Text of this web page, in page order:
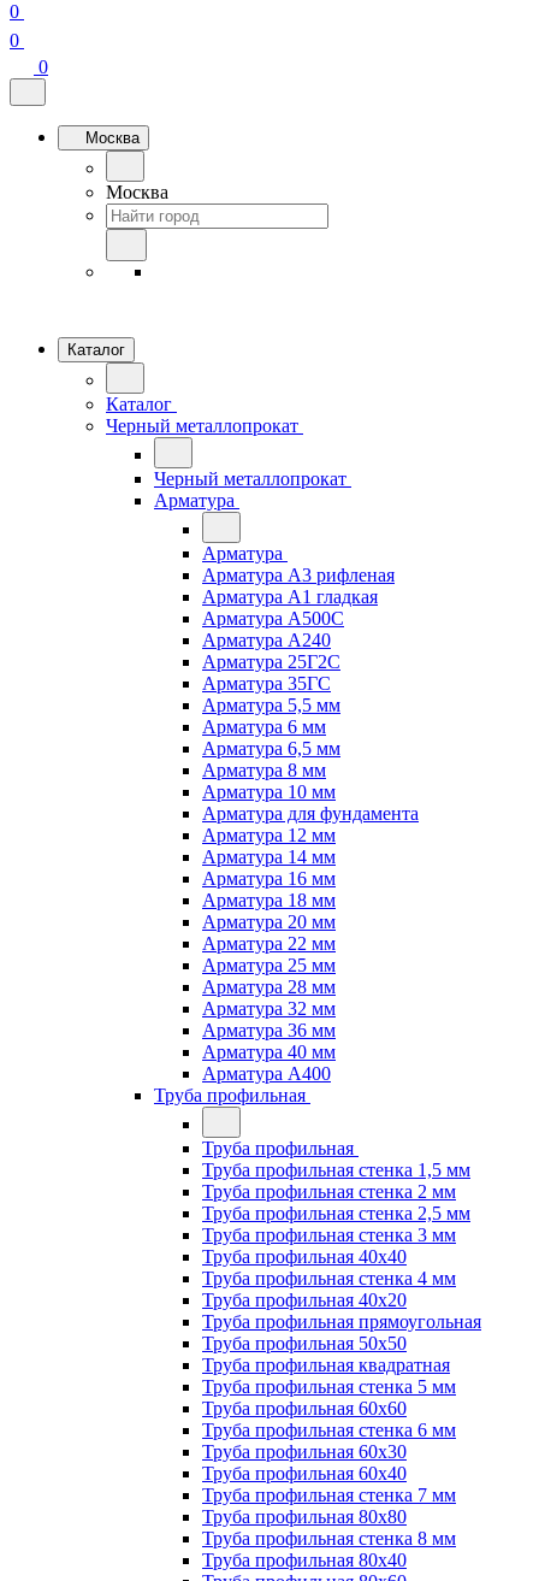
0
0
0
Москва
Москва
Каталог
Каталог
Черный металлопрокат
Черный металлопрокат
Арматура
Арматура
Арматура А3 рифленая
Арматура А1 гладкая
Арматура А500С
Арматура А240
Арматура 25Г2С
Арматура 35ГС
Арматура 5,5 мм
Арматура 6 мм
Арматура 6,5 мм
Арматура 8 мм
Арматура 10 мм
Арматура для фундамента
Арматура 12 мм
Арматура 14 мм
Арматура 16 мм
Арматура 18 мм
Арматура 20 мм
Арматура 22 мм
Арматура 25 мм
Арматура 28 мм
Арматура 32 мм
Арматура 36 мм
Арматура 40 мм
Арматура А400
Труба профильная
Труба профильная
Труба профильная стенка 1,5 мм
Труба профильная стенка 2 мм
Труба профильная стенка 2,5 мм
Труба профильная стенка 3 мм
Труба профильная 40х40
Труба профильная стенка 4 мм
Труба профильная 40х20
Труба профильная прямоугольная
Труба профильная 50х50
Труба профильная квадратная
Труба профильная стенка 5 мм
Труба профильная 60х60
Труба профильная стенка 6 мм
Труба профильная 60х30
Труба профильная 60х40
Труба профильная стенка 7 мм
Труба профильная 80х80
Труба профильная стенка 8 мм
Труба профильная 80х40